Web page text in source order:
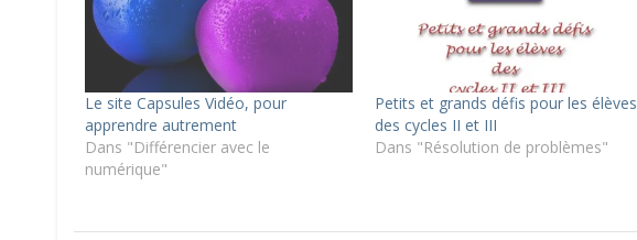
Le site Capsules Vidéo, pour
apprendre autrement
Dans "Différencier avec le
numérique"
Petits et grands défis pour les élèves
des cycles II et III
Dans "Résolution de problèmes"